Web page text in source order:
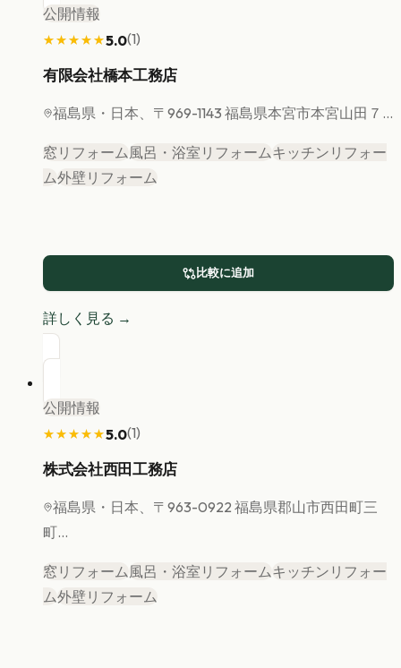
公開情報
★★★★★
★★★★★5.0(1)
有限会社橋本工務店
福島県 ・日本、〒969-1143 福島県本宮市本宮山田７...
窓リフォーム 風呂・浴室リフォームキッチンリフォー
ム外壁リフォーム
比較に追加
詳しく見る →
公開情報
★★★★★
★★★★★5.0(1)
株式会社西田工務店
福島県 ・日本、〒963-0922 福島県郡山市西田町三
町...
窓リフォーム 風呂・浴室リフォームキッチンリフォー
ム外壁リフォーム